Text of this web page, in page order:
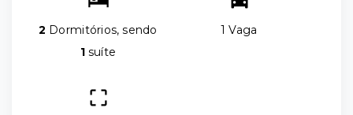
2 Dormitórios, sendo
1 suíte
1 Vaga